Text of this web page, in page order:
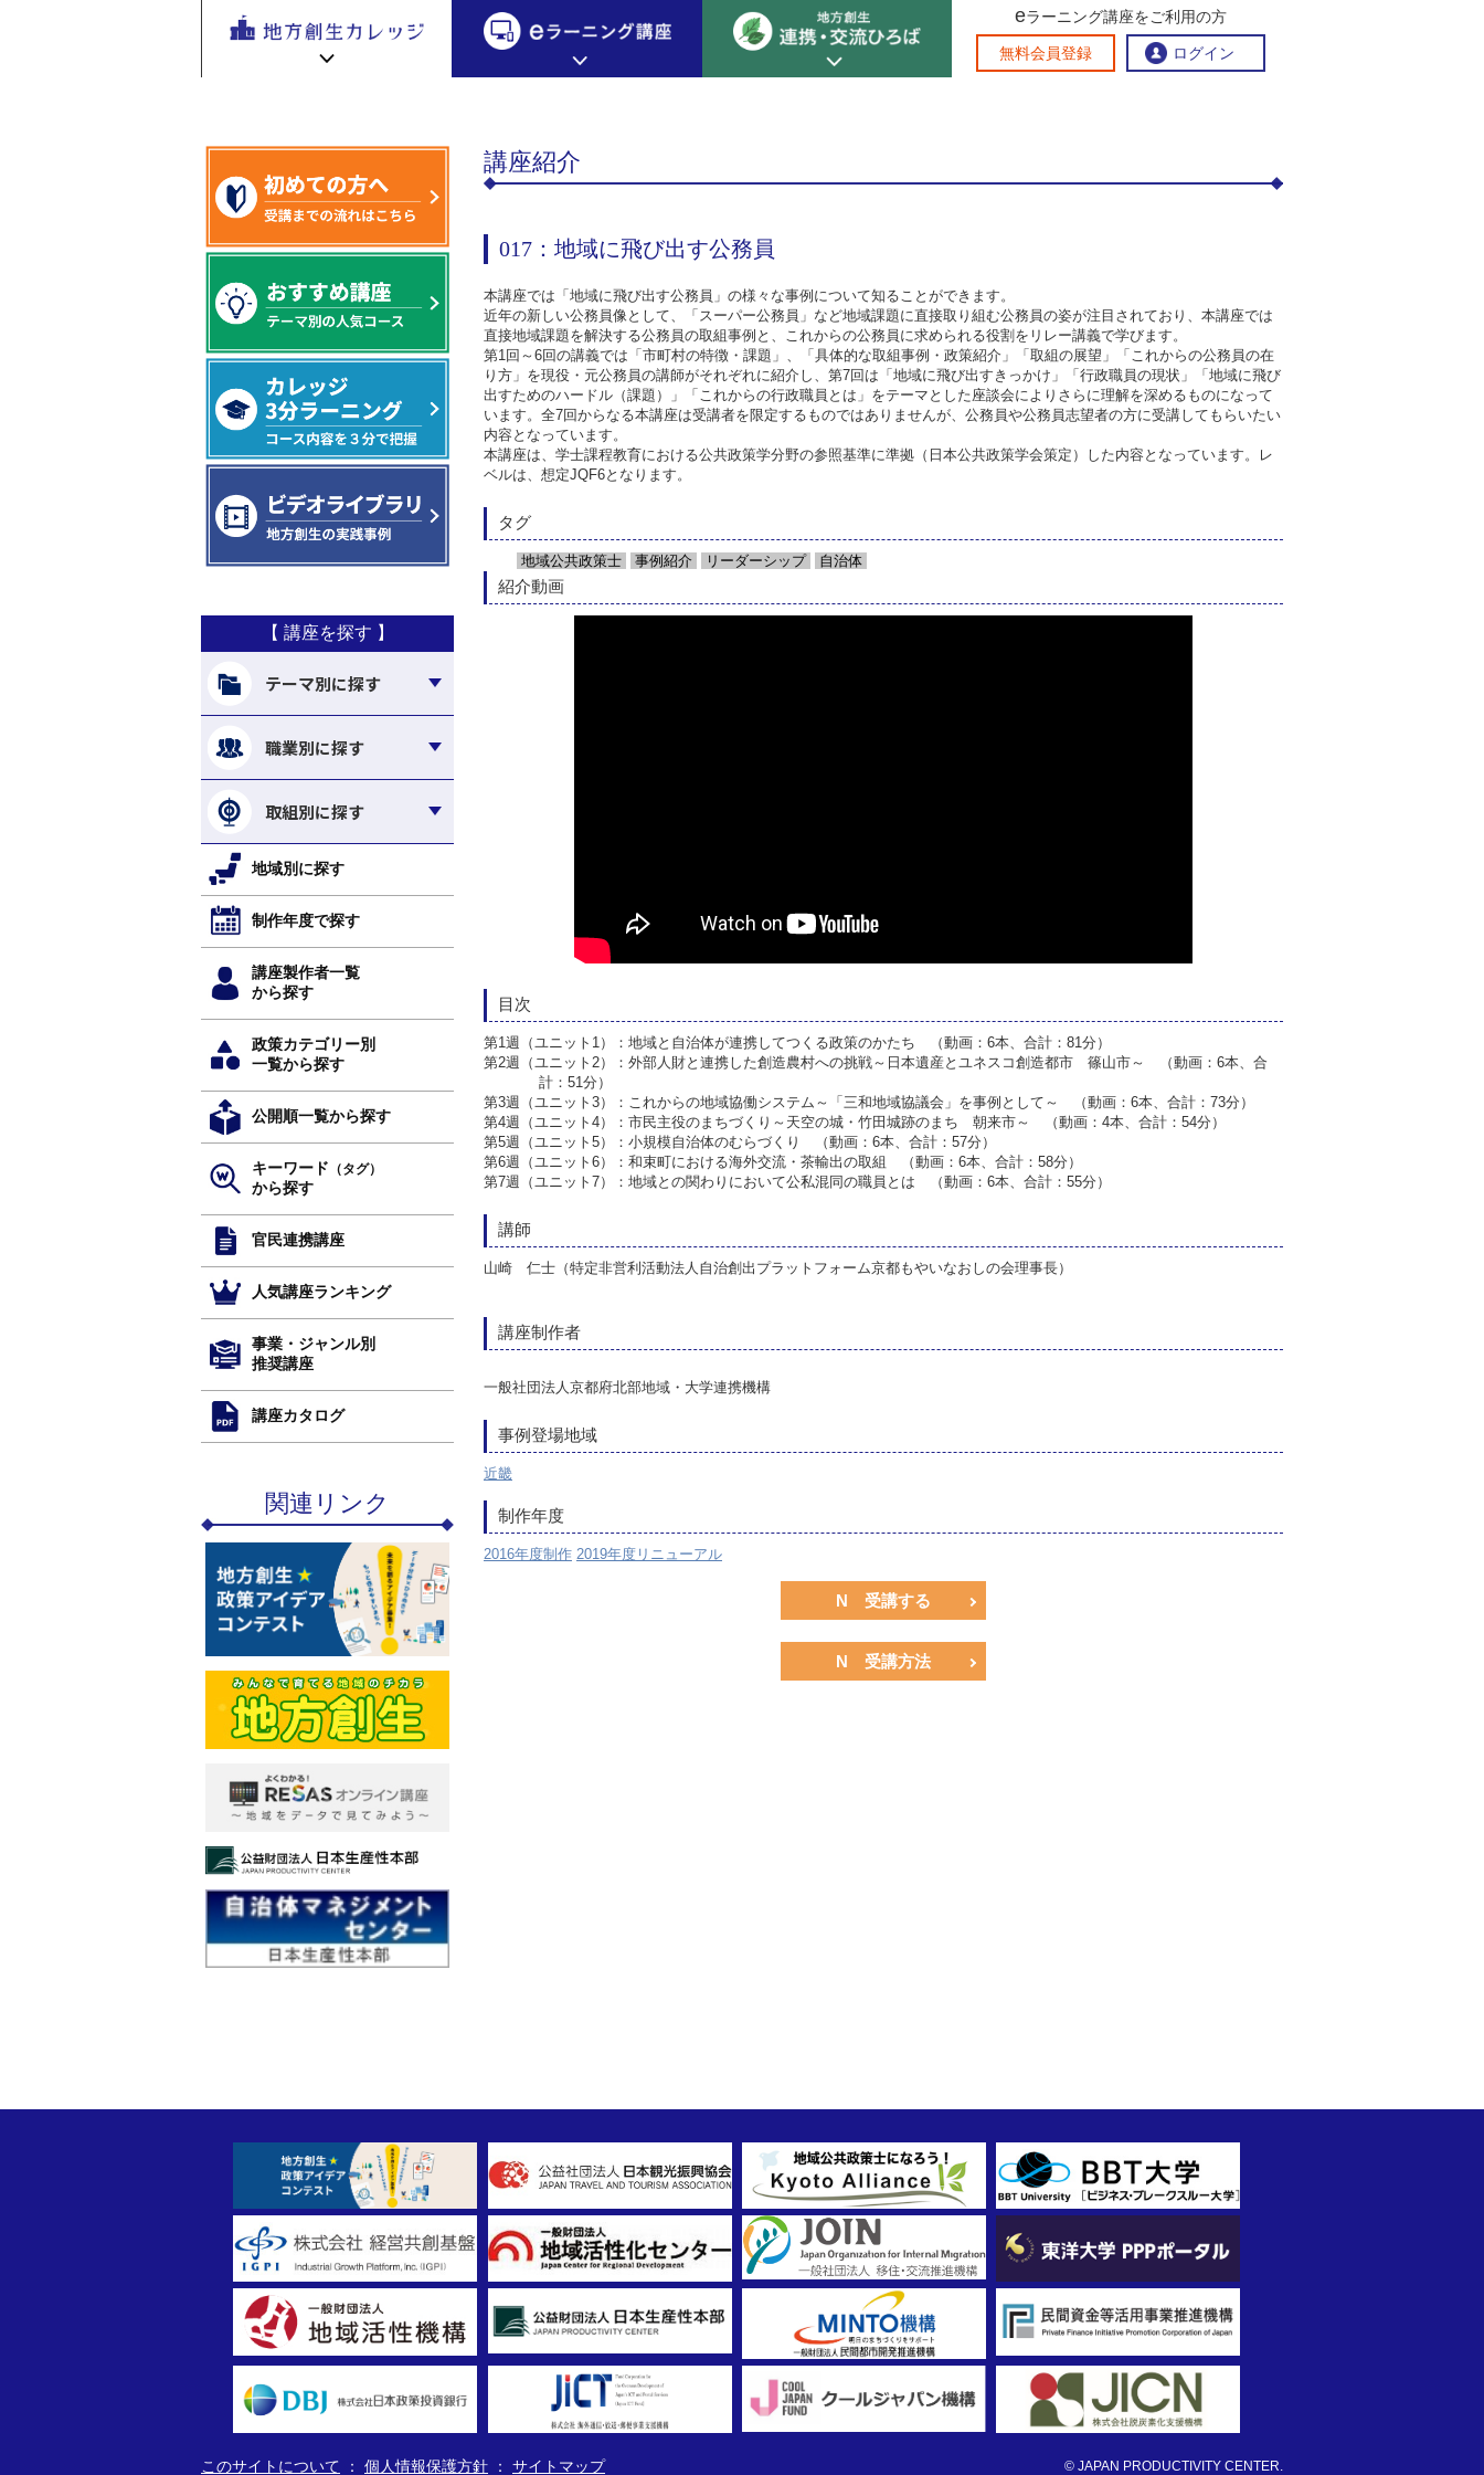
地方創生カレッジ
地方創生カレッジ HOME
新着情報
地方創生カレッジ活用の流れ eラーニング講座 HOME
ビデオライブラリ サイトマップ お問い合わせ
eラーニング講座
e ラーニング講座 HOME
初めての方へ
連携交流ひろば
連携・交流ひろば HOME
連携・交流ひろばについて
全国で活躍する地方創生専門人材 地方創生の実践事例紹介
地方創生応援プロジェクト イベント情報
eラーニング講座をご利用の方
無料会員登録 ログイン
地方創生
を無料eラ
講座が200
基盤編 その他 >017：地域に飛び出す公務員
【 講座を探す 】
テーマ別に探す
職業別に探す
取組別に探す
地域別に探す
制作年度で探す
講座製作者一覧
から探す
政策カテゴリー別
一覧から探す
公開順一覧から探す
キーワード （タグ）
から探す
官民連携講座
人気講座ランキング
事業・ジャンル別
推奨講座
講座カタログ
関連リンク
講座紹介
017：地域に飛び出す公務員
本講座では「地域に飛び出す公務員」の様々な事例について知ることができます。
近年の新しい公務員像として、「スーパー公務員」など地域課題に直接取り組む公務員の姿が注目されており、本講座では
直接地域課題を解決する公務員の取組事例と、これからの公務員に求められる役割をリレー講義で学びます。
第1回～6回の講義では「市町村の特徴・課題」、「具体的な取組事例・政策紹介」「取組の展望」「これからの公務員の在
り方」を現役・元公務員の講師がそれぞれに紹介し、第7回は「地域に飛び出すきっかけ」「行政職員の現状」「地域に飛び
出すためのハードル（課題）」「これからの行政職員とは」をテーマとした座談会によりさらに理解を深めるものになって
います。全7回からなる本講座は受講者を限定するものではありませんが、公務員や公務員志望者の方に受講してもらいたい
内容となっています。
本講座は、学士課程教育における公共政策学分野の参照基準に準拠（日本公共政策学会策定）した内容となっています。レ
ベルは、想定JQF6となります。
タグ
地域公共政策士 事例紹介 リーダーシップ 自治体
紹介動画
目次
第1週（ユニット1）：地域と自治体が連携してつくる政策のかたち （動画：6本、合計：81分）
第2週（ユニット2）：外部人財と連携した創造農村への挑戦～日本遺産とユネスコ創造都市 篠山市～ （動画：6本、合
計：51分）
第3週（ユニット3）：これからの地域協働システム～「三和地域協議会」を事例として～ （動画：6本、合計：73分）
第4週（ユニット4）：市民主役のまちづくり～天空の城・竹田城跡のまち 朝来市～ （動画：4本、合計：54分）
第5週（ユニット5）：小規模自治体のむらづくり （動画：6本、合計：57分）
第6週（ユニット6）：和束町における海外交流・茶輸出の取組 （動画：6本、合計：58分）
第7週（ユニット7）：地域との関わりにおいて公私混同の職員とは （動画：6本、合計：55分）
講師
山崎 仁士（特定非営利活動法人自治創出プラットフォーム京都もやいなおしの会理事長）
講座制作者
一般社団法人京都府北部地域・大学連携機構
事例登場地域
近畿
制作年度
2016年度制作 2019年度リニューアル
N 受講する
N 受講方法
このサイトについて 個人情報保護方針 サイトマップ © JAPAN PRODUCTIVITY CENTER.